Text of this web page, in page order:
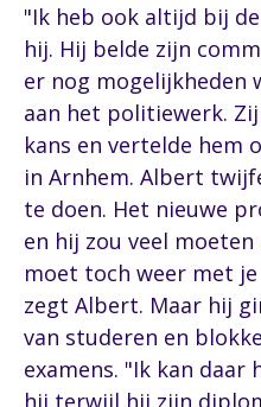
"Ik heb ook altijd bij
hij. Hij belde zijn
er nog mogelijkheden
aan het politiewerk.
kans en vertelde hem
in Arnhem. Albert
te doen. Het nieuwe
en hij zou veel
moet toch weer met
zegt Albert. Maar hij
van studeren en
examens. "Ik kan
hij terwijl hij zijn